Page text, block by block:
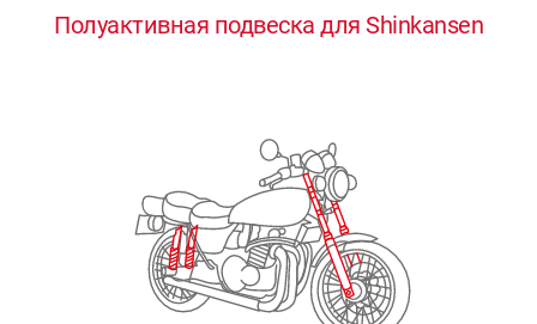
Полуактивная подвеска для Shinkansen
0
3
0
2
3
0
2
3
0
2
3
0
3